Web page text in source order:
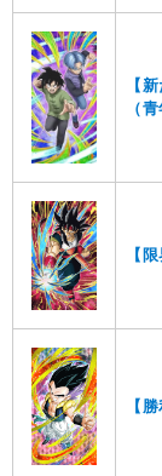
【
（
【
【